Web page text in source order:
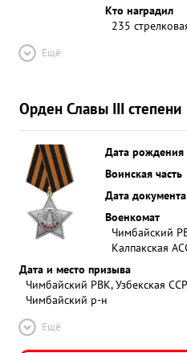
Кто наградил
235
Ещё
Орден Славы III степени
Дата рождения
Воинская часть
Дата документа
Военкомат
Чимбайский
Калпакская
Дата и место призыва
Чимбайский РВК, Узбекская
Чимбайский р-н
Ещё